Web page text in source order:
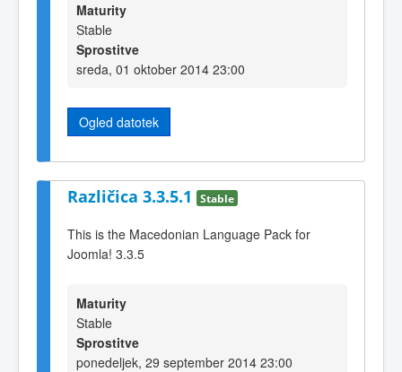
Maturity
Stable
Sprostitve
sreda, 01 oktober 2014 23:00
Ogled datotek
Različica 3.3.5.1 Stable
This is the Macedonian Language Pack for
Joomla! 3.3.5
Maturity
Stable
Sprostitve
ponedeljek, 29 september 2014 23:00